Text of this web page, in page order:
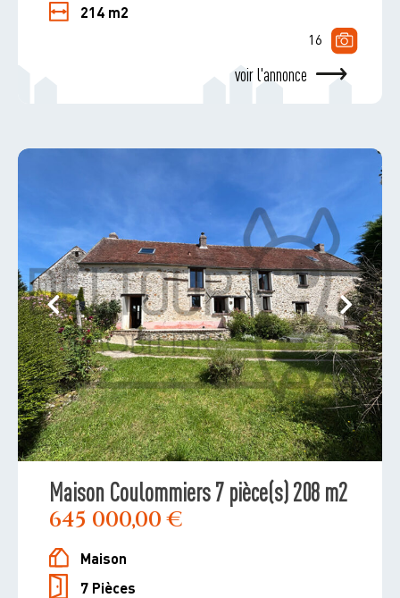
214 m2
16
voir l'annonce
Maison Coulommiers 7 pièce(s) 208 m2
645 000,00 €
Maison
7 Pièces